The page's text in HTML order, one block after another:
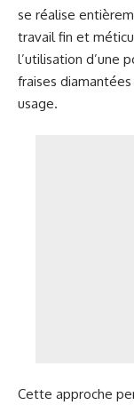
se réalise
travail fin et
l’utilisation d’une
fraises
usage.
Cette approche